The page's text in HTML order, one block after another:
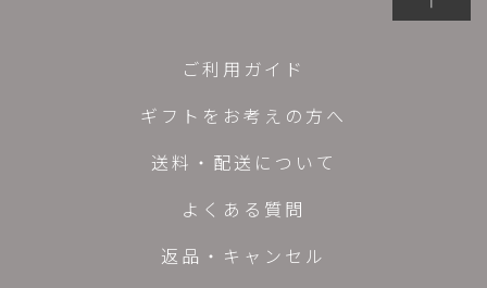
ご利用ガイド
ギフトをお考えの方へ
送料・配送について
よくある質問
返品・キャンセル